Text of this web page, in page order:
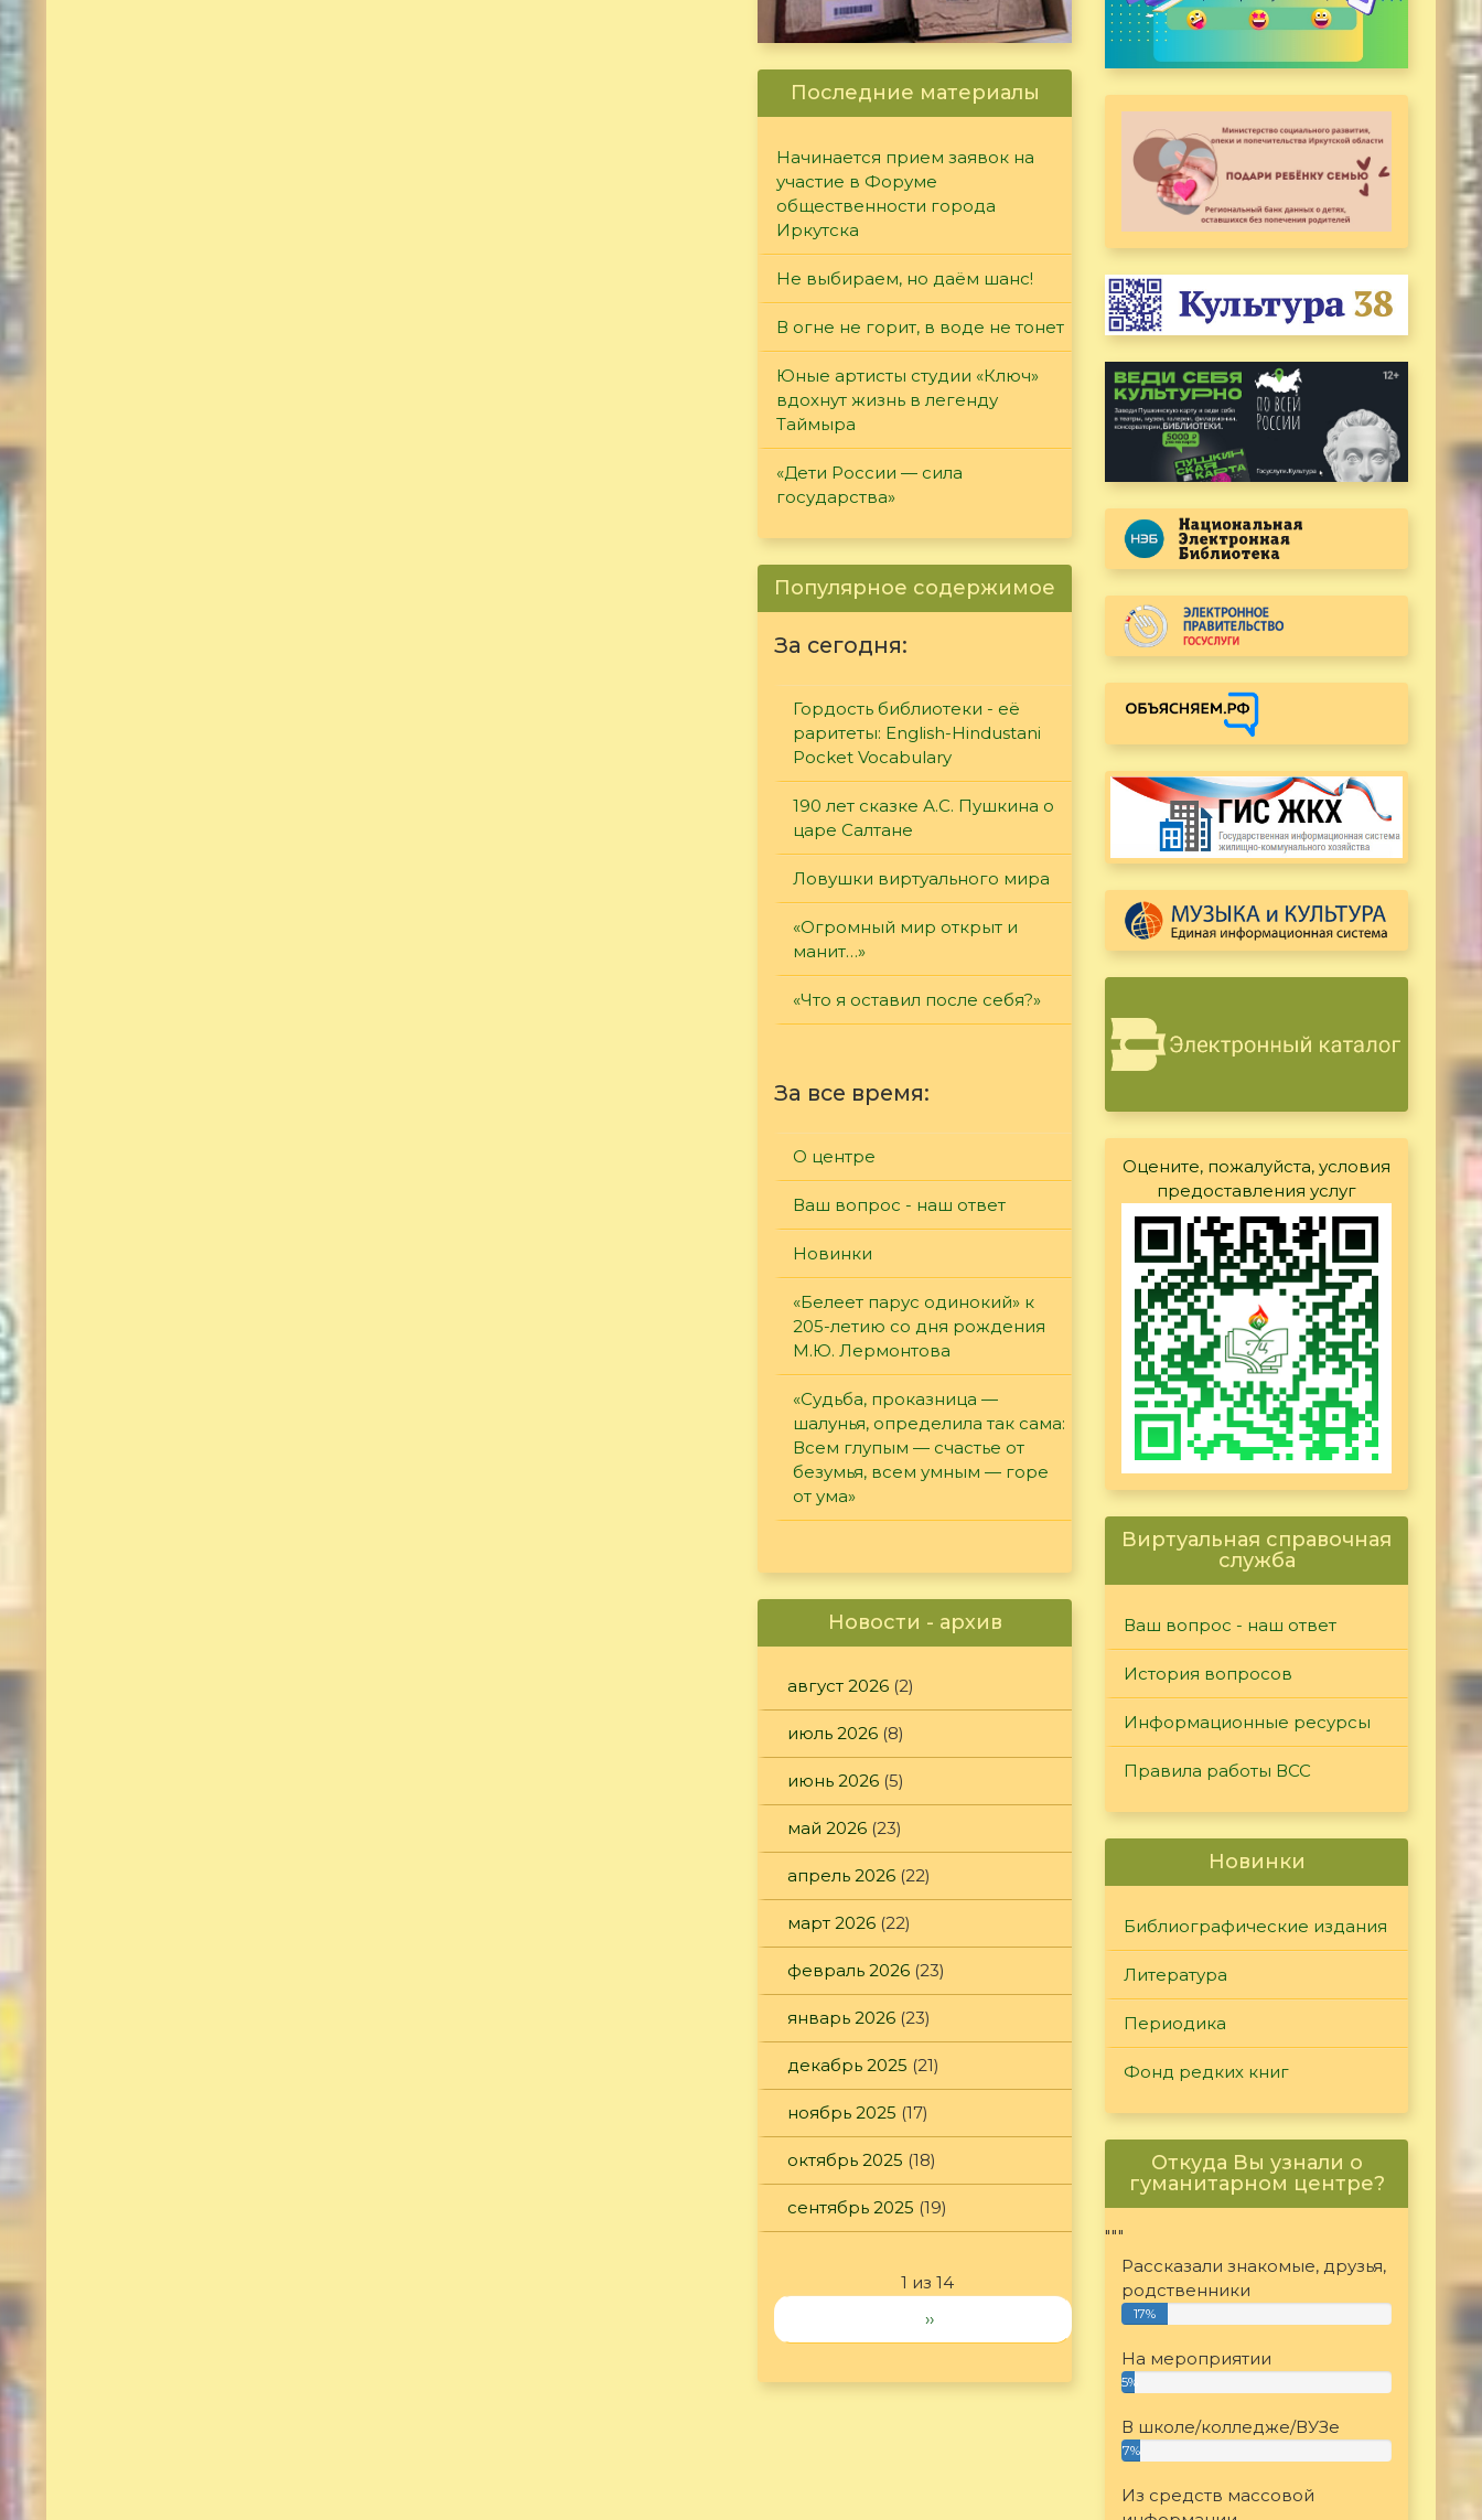
Последние материалы
Начинается прием заявок на
участие в Форуме
общественности города
Иркутска
Не выбираем, но даём шанс!
В огне не горит, в воде не тонет
Юные артисты студии «Ключ»
вдохнут жизнь в легенду
Таймыра
«Дети России — сила
государства»
Популярное содержимое
За сегодня:
Гордость библиотеки - её
раритеты: English-Hindustani
Pocket Vocabulary
190 лет сказке А.С. Пушкина о
царе Салтане
Ловушки виртуального мира
«Огромный мир открыт и
манит…»
«Что я оставил после себя?»
За все время:
О центре
Ваш вопрос - наш ответ
Новинки
«Белеет парус одинокий» к
205-летию со дня рождения
М.Ю. Лермонтова
«Судьба, проказница —
шалунья, определила так сама:
Всем глупым — счастье от
безумья, всем умным — горе
от ума»
Новости - архив
август 2026 (2)
июль 2026 (8)
июнь 2026 (5)
май 2026 (23)
апрель 2026 (22)
март 2026 (22)
февраль 2026 (23)
январь 2026 (23)
декабрь 2025 (21)
ноябрь 2025 (17)
октябрь 2025 (18)
сентябрь 2025 (19)
1 из 14
››
Оцените, пожалуйста, условия
предоставления услуг
Виртуальная справочная
служба
Ваш вопрос - наш ответ
История вопросов
Информационные ресурсы
Правила работы ВСС
Новинки
Библиографические издания
Литература
Периодика
Фонд редких книг
Откуда Вы узнали о
гуманитарном центре?
"""
Рассказали знакомые, друзья,
родственники
17%
На мероприятии
5%
В школе/колледже/ВУЗе
7%
Из средств массовой